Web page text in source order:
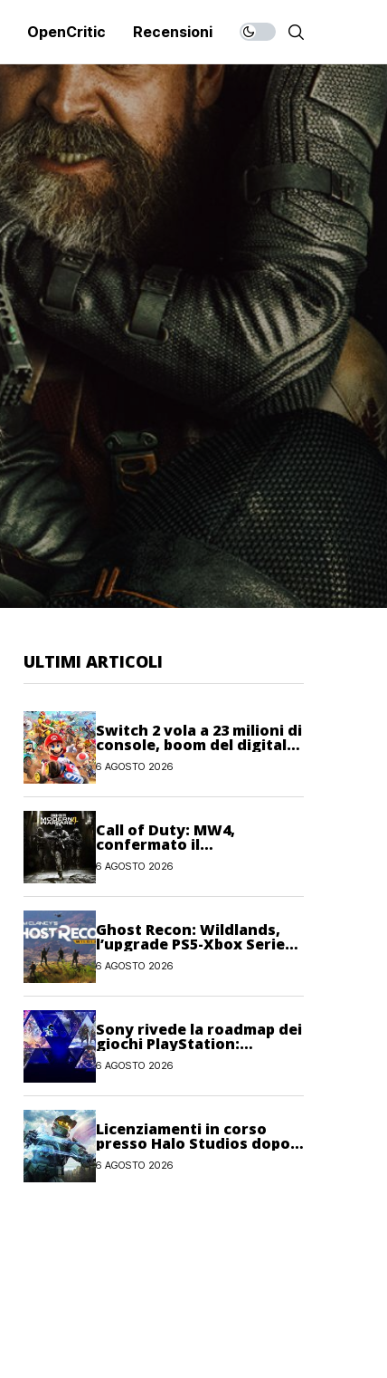
OpenCritic Recensioni
ULTIMI ARTICOLI
Switch 2 vola a 23 milioni di
console, boom del digitale
anche per Nintendo
6 AGOSTO 2026
Call of Duty: MW4,
confermato il
trasferimento dei token
2XP da Warzone e Black
6 AGOSTO 2026
Ghost Recon: Wildlands,
l’upgrade PS5-Xbox Series
potrebbe arrivare oggi
6 AGOSTO 2026
Sony rivede la roadmap dei
giochi PlayStation:
possibili cambiamenti per
l’anno fiscale 2026
6 AGOSTO 2026
Licenziamenti in corso
presso Halo Studios dopo il
lancio di Halo: Campaign
Evolved
6 AGOSTO 2026